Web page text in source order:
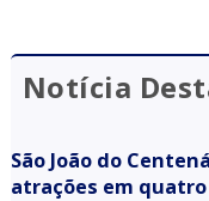
Notícia
São João do
atrações em